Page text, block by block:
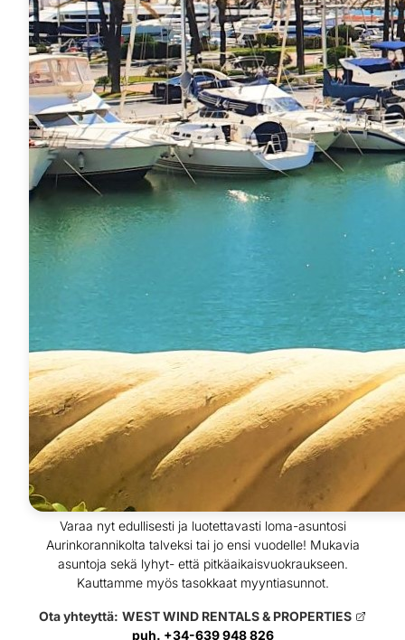
Varaa nyt edullisesti ja luotettavasti loma-asuntosi
Aurinkorannikolta talveksi tai jo ensi vuodelle! Mukavia
asuntoja sekä lyhyt- että pitkäaikaisvuokraukseen.
Kauttamme myös tasokkaat myyntiasunnot.
Ota yhteyttä: WEST WIND RENTALS & PROPERTIES
puh. +34-639 948 826